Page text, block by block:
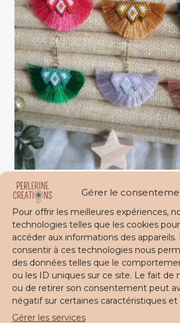
Gérer le
Pour offrir les meilleures expériences,
technologies telles que les cookies
accéder aux informations des appareils.
consentir à ces technologies nous
des données telles que le
ou les ID uniques sur ce site. Le fait de
ou de retirer son consentement peut
négatif sur certaines caractéristiques et
Gérer les services
Boucles d’oreilles à franges
couleurs
38,00€
Choix des
Ce
produit
a
plusieurs